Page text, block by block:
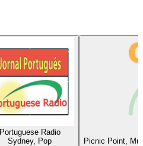
Portuguese Radio
Sydney, Pop
Picnic Point,